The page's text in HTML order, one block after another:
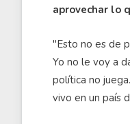
aprovechar lo
"Esto no es de
Yo no le voy a
política no
vivo en un país